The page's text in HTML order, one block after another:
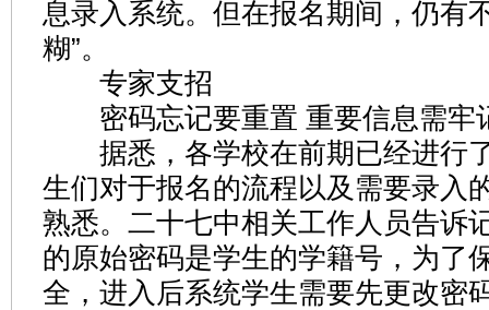
息录入系统。但在报名期间，仍有
糊”。
专家支招
密码忘记要重置 重要信息需牢
据悉，各学校在前期已经进行
生们对于报名的流程以及需要录入
熟悉。二十七中相关工作人员告诉
的原始密码是学生的学籍号，为了
全，进入后系统学生需要先更改密